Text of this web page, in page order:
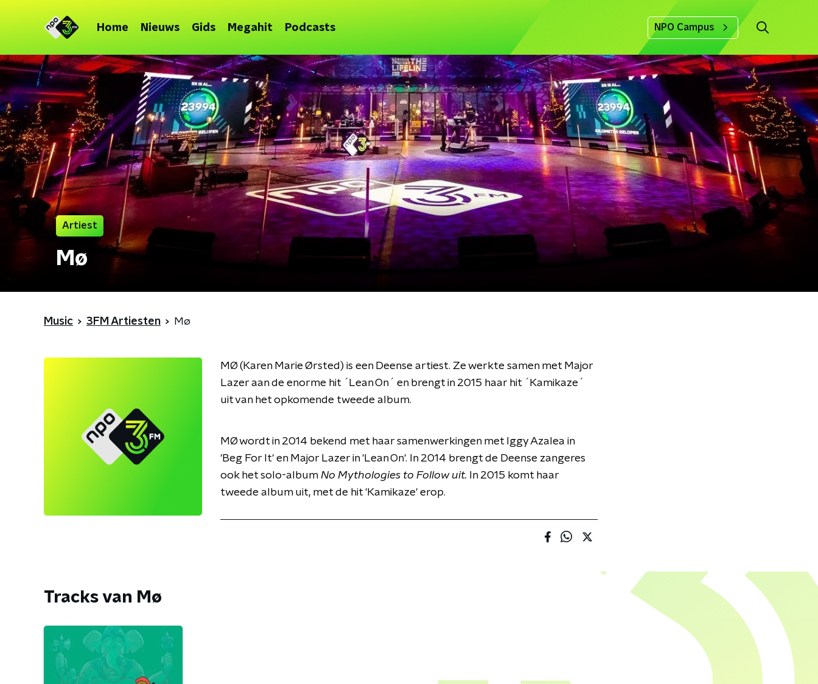
Home Nieuws Gids Megahit Podcasts NPO Campus
Artiest
Mø
Music 3FM Artiesten Mø
MØ (Karen Marie Ørsted) is een Deense artiest. Ze werkte samen met Major
Lazer aan de enorme hit ´Lean On´ en brengt in 2015 haar hit ´Kamikaze´
uit van het opkomende tweede album.
MØ wordt in 2014 bekend met haar samenwerkingen met Iggy Azalea in
'Beg For It' en Major Lazer in 'Lean On'. In 2014 brengt de Deense zangeres
ook het solo-album No Mythologies to Follow uit.
In 2015 komt haar
tweede album uit, met de hit 'Kamikaze' erop.
Tracks van Mø